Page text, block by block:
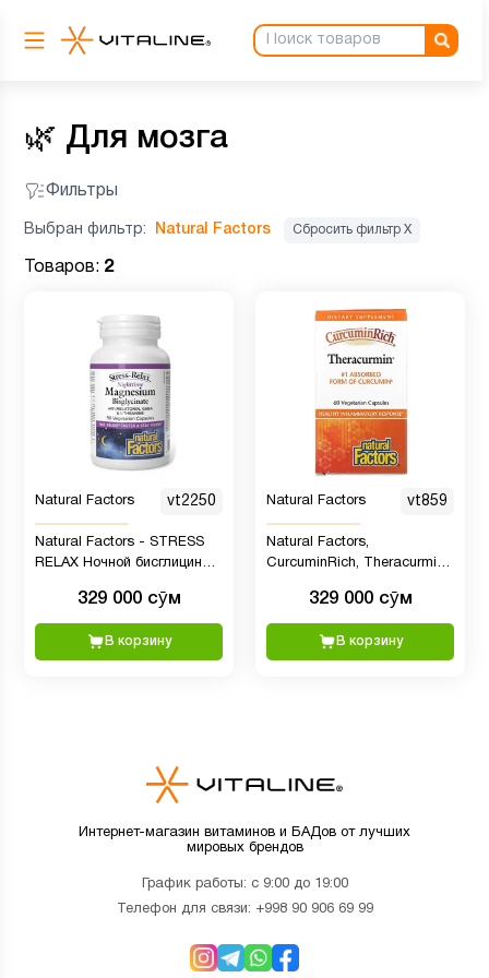
🌿 Для мозга
Фильтры
Выбран фильтр: Natural Factors Сбросить фильтр Х
Товаров: 2
Natural Factors vt2250
Natural Factors - STRESS
RELAX Ночной бисглицинат
капсул329 000 сӯм
В корзину
Natural Factors vt859
Natural Factors,
CurcuminRich, Theracurmin,
вегетарианских капсул
329 000 сӯм
В корзину
Интернет-магазин витаминов и БАДов от лучших
мировых брендов
График работы: с 9:00 до 19:00
Телефон для связи: +998 90 906 69 99